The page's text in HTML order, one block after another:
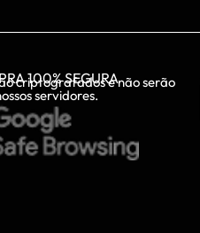
100% SEGURA
criptografados e não serão
servidores.